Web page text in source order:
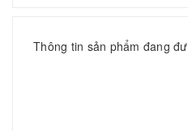
Thông tin sản phẩm đang